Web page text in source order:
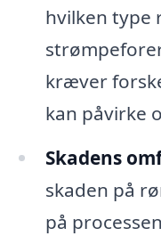
hvilken type
kræver
kan påvirke
Skadens
skaden på
på